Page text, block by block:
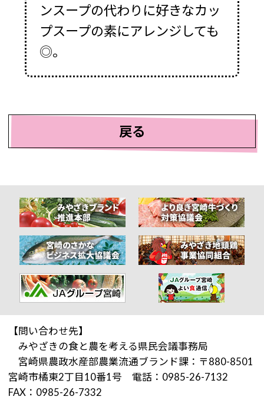
ンスープの代わりに好きなカッ
プスープの素にアレンジしても
◎。
戻る
【問い合わせ先】
みやざきの食と農を考える県民会議事務局
宮崎県農政水産部農業流通ブランド課：〒880-8501
宮崎市橘東2丁目10番1号 電話：0985-26-7132
FAX：0985-26-7332